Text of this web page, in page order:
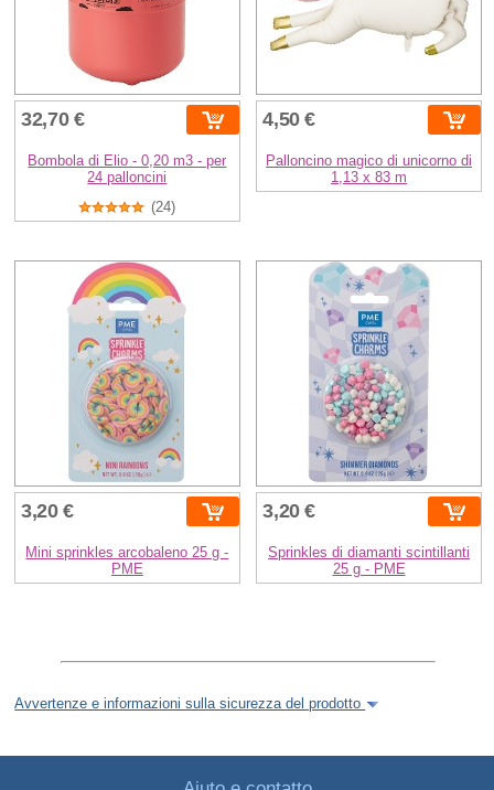
32,70 €
Bombola di Elio - 0,20 m3 - per
24 palloncini
(24)
4,50 €
Palloncino magico di unicorno di
1,13 x 83 m
3,20 €
Mini sprinkles arcobaleno 25 g -
PME
3,20 €
Sprinkles di diamanti scintillanti
25 g - PME
Avvertenze e informazioni sulla sicurezza del prodotto